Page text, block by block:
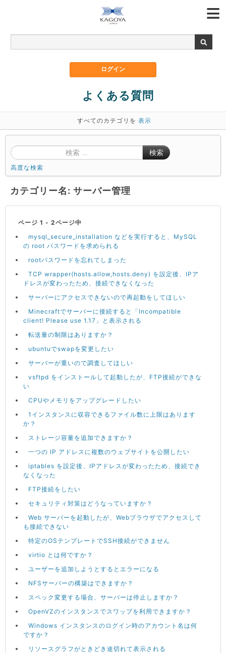
よくある質問
すべてのカテゴリを 表示
検索
高度な検索
カテゴリー名: サーバー管理
ページ 1 - 2ページ中
mysql_secure_installation などを実行すると、MySQL
の root パスワードを求められる
rootパスワードを忘れてしまった
TCP wrapper(hosts.allow,hosts.deny) を設定後、IPア
ドレスが変わったため、接続できなくなった
サーバーにアクセスできないので再起動をしてほしい
Minecraftでサーバーに接続すると「Incompatible
client! Please use 1.17」と表示される
転送量の制限はありますか？
ubuntuでswapを変更したい
サーバーが重いので調査してほしい
vsftpd をインストールして起動したが、FTP接続ができな
い
CPUやメモリをアップグレードしたい
1インスタンスに収容できるファイル数に上限はあります
か？
ストレージ容量を追加できますか？
一つの IP アドレスに複数のウェブサイトを公開したい
iptables を設定後、IPアドレスが変わったため、接続でき
なくなった
FTP接続をしたい
セキュリティ対策はどうなっていますか？
Web サーバーを起動したが、Webブラウザでアクセスして
も接続できない
特定のOSテンプレートでSSH接続ができません
virtio とは何ですか？
ユーザーを追加しようとするとエラーになる
NFSサーバーの構築はできますか？
スペック変更する場合、サーバーは停止しますか？
OpenVZのインスタンスでスワップを利用できますか？
Windows インスタンスのログイン時のアカウント名は何
ですか？
リソースグラフがときどき途切れて表示される